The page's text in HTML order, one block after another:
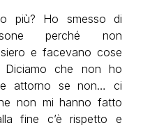
più? Ho smesso di
perché non
e facevano cose
che non ho
attorno se non… ci
non mi hanno fatto
fine c’è rispetto e